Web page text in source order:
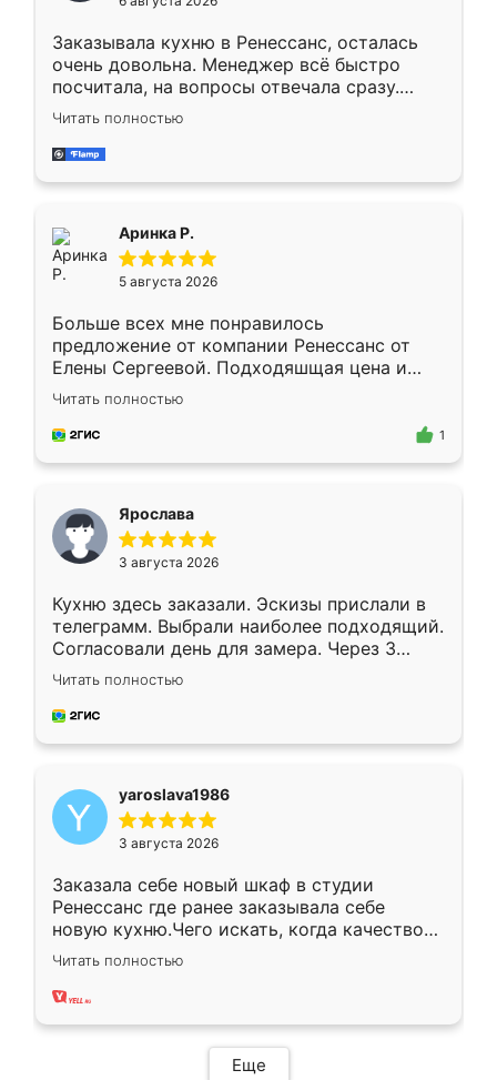
мебели буду заказывать только здесь.
Заказывала кухню в Ренессанс, осталась
очень довольна. Менеджер всё быстро
посчитала, на вопросы отвечала сразу.
Замерщик приехал в субботу, подошёл к
делу со всей ответственностью. Собрали
за день, ребята работали аккуратно, даже
Читать полностью
Аринка Р.
5 августа 2026
Больше всех мне понравилось
предложение от компании Ренессанс от
Елены Сергеевой. Подходяшщая цена и
короткие сроки изготовления. Приехавший
для замера сотрудник Владислав
предложил по моему эскизу самый
Читать полностью
1
Ярослава
3 августа 2026
Кухню здесь заказали. Эскизы прислали в
телеграмм. Выбрали наиболее подходящий.
Согласовали день для замера. Через 3
недели кухня была уже готова. Остались
довольны работой. Спасибо Ренессанс
мебель за качественную работу!
Читать полностью
yaroslava1986
3 августа 2026
Заказала себе новый шкаф в студии
Ренессанс где ранее заказывала себе
новую кухню.Чего искать, когда качеством
вполне довольна. Служит кухня уже почти
два года, нареканий нет.
Читать полностью
Еще